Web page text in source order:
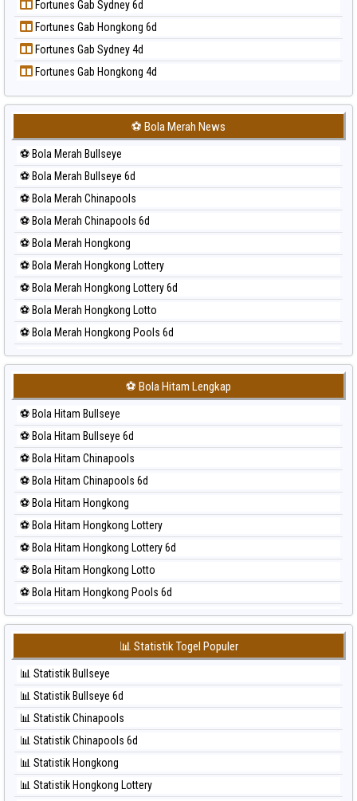
Prediksi Sao Paulo
Prediksi Singapore
Prediksi Sydney
Prediksi Sydney Lottery
Prediksi Sydney Lottery 6d
Prediksi Sydney Pools 6d
Prediksi Taipei
Prediksi Taiwan
Fortunes Gab Sydney 6d
Fortunes Gab Hongkong 6d
Fortunes Gab Sydney 4d
Fortunes Gab Hongkong 4d
⚽ Bola Merah News
⚽ Bola Merah Bullseye
⚽ Bola Merah Bullseye 6d
⚽ Bola Merah Chinapools
⚽ Bola Merah Chinapools 6d
⚽ Bola Merah Hongkong
⚽ Bola Merah Hongkong Lottery
⚽ Bola Merah Hongkong Lottery 6d
⚽ Bola Merah Hongkong Lotto
⚽ Bola Merah Hongkong Pools 6d
⚽ Bola Merah Japan
⚽ Bola Merah Japan 6d
⚽ Bola Merah Korea
⚽ Bola Merah Kuda Lari
⚽ Bola Merah Magnum Cambodia
⚽ Bola Merah Nagoya
⚽ Bola Merah North Carolina Day
⚽ Bola Merah Pcso
⚽ Bola Merah Sao Paulo
⚽ Bola Merah Singapore
⚽ Bola Merah Sydney
⚽ Bola Merah Sydney Lottery
⚽ Bola Merah Sydney Lottery 6d
⚽ Bola Merah Sydney Lotto
⚽ Bola Merah Sydney Pools 6d
⚽ Bola Merah Taipei
⚽ Bola Merah Taiwan
⚽ Bola Hitam Lengkap
⚽ Bola Hitam Bullseye
⚽ Bola Hitam Bullseye 6d
⚽ Bola Hitam Chinapools
⚽ Bola Hitam Chinapools 6d
⚽ Bola Hitam Hongkong
⚽ Bola Hitam Hongkong Lottery
⚽ Bola Hitam Hongkong Lottery 6d
⚽ Bola Hitam Hongkong Lotto
⚽ Bola Hitam Hongkong Pools 6d
⚽ Bola Hitam Japan
⚽ Bola Hitam Japan 6d
⚽ Bola Hitam Korea
⚽ Bola Hitam Kuda Lari
⚽ Bola Hitam Magnum Cambodia
⚽ Bola Hitam Nagoya
⚽ Bola Hitam North Carolina Day
⚽ Bola Hitam Pcso
⚽ Bola Hitam Sao Paulo
📊 Statistik Togel Populer
📊 Statistik Bullseye
📊 Statistik Bullseye 6d
📊 Statistik Chinapools
📊 Statistik Chinapools 6d
📊 Statistik Hongkong
📊 Statistik Hongkong Lottery